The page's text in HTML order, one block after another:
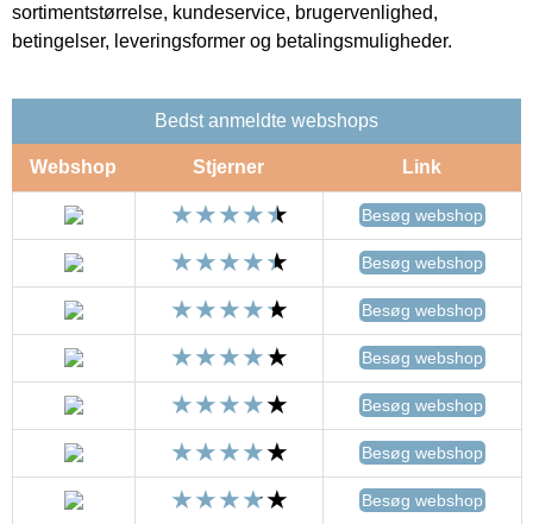
sortimentstørrelse, kundeservice, brugervenlighed,
betingelser, leveringsformer og betalingsmuligheder.
Bedst anmeldte webshops
Webshop Stjerner Link
Besøg webshop
Besøg webshop
Besøg webshop
Besøg webshop
Besøg webshop
Besøg webshop
Besøg webshop